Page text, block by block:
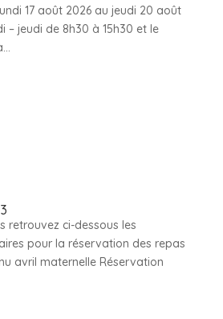
17 août 2026 au jeudi 20 août
– jeudi de 8h30 à 15h30 et le
retrouvez ci-dessous les
pour la réservation des repas
avril maternelle Réservation